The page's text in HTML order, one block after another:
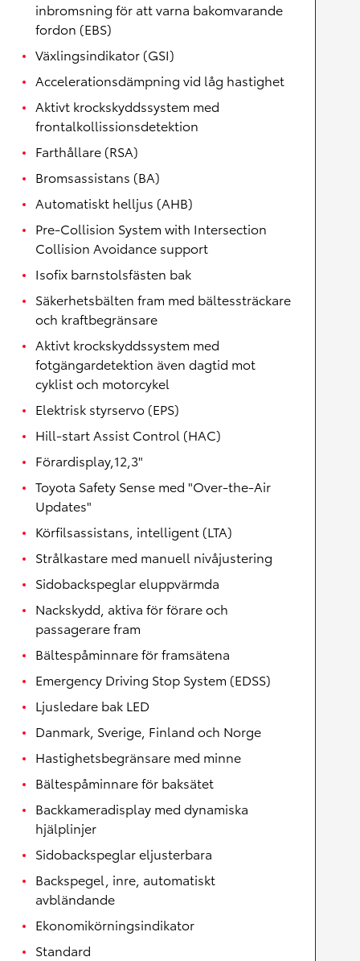
inbromsning för att varna bakomvarande
fordon (EBS)
Växlingsindikator (GSI)
Accelerationsdämpning vid låg hastighet
Aktivt krockskyddssystem med
frontalkollissionsdetektion
Farthållare (RSA)
Bromsassistans (BA)
Automatiskt helljus (AHB)
Pre-Collision System with Intersection
Collision Avoidance support
Isofix barnstolsfästen bak
Säkerhetsbälten fram med bältessträckare
och kraftbegränsare
Aktivt krockskyddssystem med
fotgängardetektion även dagtid mot
cyklist och motorcykel
Elektrisk styrservo (EPS)
Hill-start Assist Control (HAC)
Förardisplay,12,3"
Toyota Safety Sense med "Over-the-Air
Updates"
Körfilsassistans, intelligent (LTA)
Strålkastare med manuell nivåjustering
Sidobackspeglar eluppvärmda
Nackskydd, aktiva för förare och
passagerare fram
Bältespåminnare för framsätena
Emergency Driving Stop System (EDSS)
Ljusledare bak LED
Danmark, Sverige, Finland och Norge
Hastighetsbegränsare med minne
Bältespåminnare för baksätet
Backkameradisplay med dynamiska
hjälplinjer
Sidobackspeglar eljusterbara
Backspegel, inre, automatiskt
avbländande
Ekonomikörningsindikator
Standard